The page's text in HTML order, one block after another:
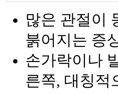
많은 관절이
붉어지는 증
손가락이나
른쪽, 대칭적